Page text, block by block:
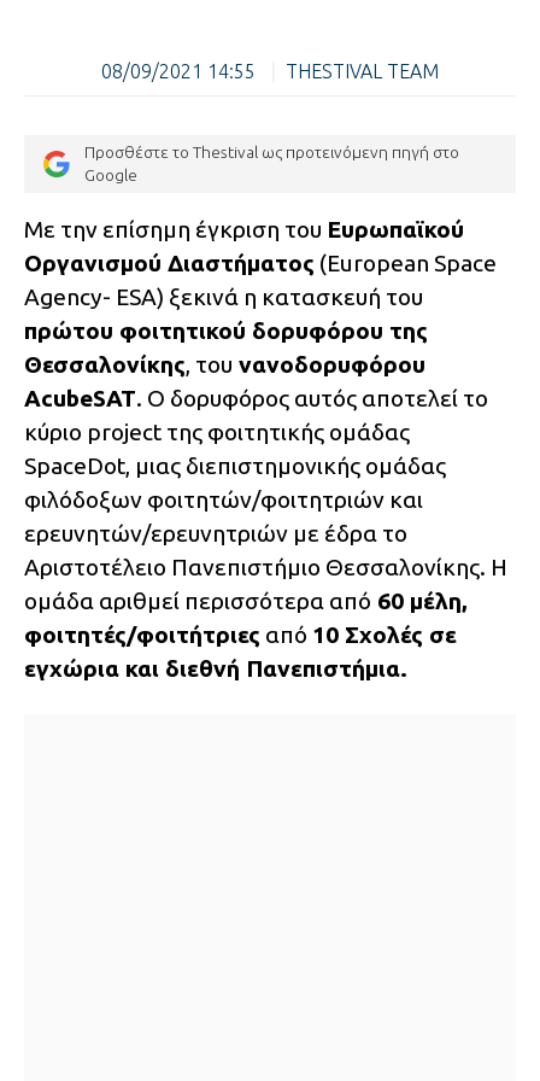
08/09/2021 14:55 THESTIVAL TEAM
Προσθέστε το Thestival ως προτεινόμενη πηγή στο
Google
Με την επίσημη έγκριση του Ευρωπαϊκού
Οργανισμού Διαστήματος (European Space
Agency- ESA) ξεκινά η κατασκευή του
πρώτου φοιτητικού δορυφόρου της
Θεσσαλονίκης, του νανοδορυφόρου
AcubeSAT. Ο δορυφόρος αυτός αποτελεί το
κύριο project της φοιτητικής ομάδας
SpaceDot, μιας διεπιστημονικής ομάδας
φιλόδοξων φοιτητών/φοιτητριών και
ερευνητών/ερευνητριών με έδρα το
Αριστοτέλειο Πανεπιστήμιο Θεσσαλονίκης. Η
ομάδα αριθμεί περισσότερα από 60 μέλη,
φοιτητές/φοιτήτριες από 10 Σχολές σε
εγχώρια και διεθνή Πανεπιστήμια.